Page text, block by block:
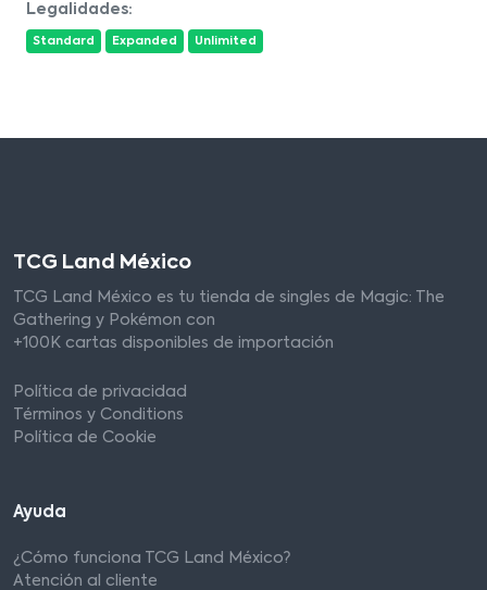
Legalidades:
Standard Expanded Unlimited
TCG Land México
TCG Land México es tu tienda de singles de Magic: The
Gathering y Pokémon con
+100K cartas disponibles de importación
Política de privacidad
Términos y Conditions
Política de Cookie
Ayuda
¿Cómo funciona TCG Land México?
Atención al cliente